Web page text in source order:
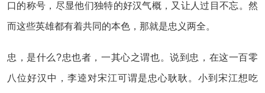
口的称号，尽显他们独特的好汉气概，又让人过目不忘。然
而这些英雄都有着共同的本色，那就是忠义两全。
忠，是什么?忠也者，一其心之谓也。说到忠，在这一百零
八位好汉中，李逵对宋江可谓是忠心耿耿。小到宋江想吃